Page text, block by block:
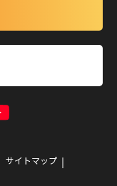
サイトマップ